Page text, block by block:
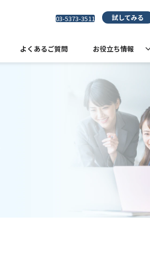
03-5373-3511 試してみる
よくあるご質問 お役立ち情報